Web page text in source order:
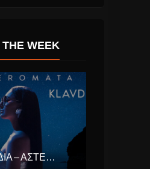
WEEK
ΚΛΑΥΔΊΑ – ΑΣΤΕΡΟΜΆΤΑ (EUROVISION ΕΛΛΆΔΑ 2025)